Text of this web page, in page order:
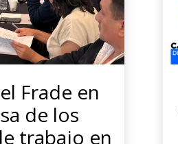
Frade en
de los
trabajo en